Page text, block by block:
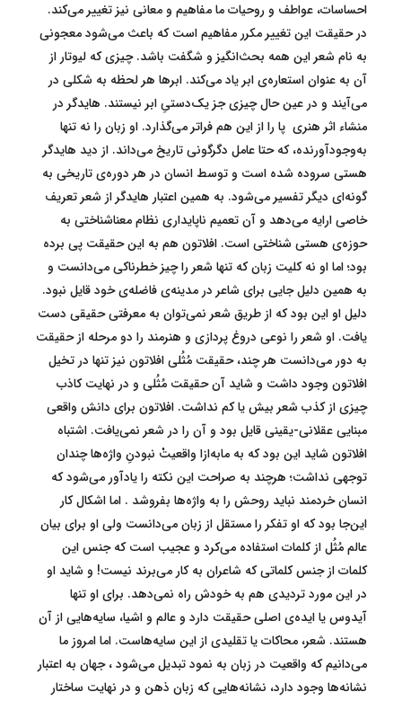
احساسات، عواطف و روحیات ما مفاهیم و معانی نیز تغییر می‌کند.
در حقیقت این تغییر مکرر مفاهیم است که باعث می‌شود معجونی
به نام شعر این همه بحث‌انگیز و شگفت باشد. چیزی که لیوتار از
آن به عنوان استعاره‌ی ابر یاد می‌کند. ابرها هر لحظه به شکلی در
می‌آیند و در عین حال چیزی جز یک‌دستیِ ابر نیستند. هایدگر در
منشاء اثر هنری پا را از این هم فراتر می‌گذارد. او زبان را نه تنها
به‌وجود‌آورنده، که حتا عامل دگرگونی تاریخ می‌داند. از دید هایدگر
هستی سروده شده است و توسط انسان در هر دوره‌ی تاریخی به
گونه‌ای دیگر تفسیر می‌شود. به همین اعتبار هایدگر از شعر تعریف
خاصی ارایه می‌دهد و آن تعمیم ناپایداری نظام معناشناختی به
حوزه‌ی هستی شناختی است. افلاتون هم به این حقیقت پی برده
بود؛ اما او نه کلیت زبان که تنها شعر را چیز خطرناکی می‌دانست و
به همین دلیل جایی برای شاعر در مدینه‌ی فاضله‌ی خود قایل نبود.
دلیل او این بود که از طریق شعر نمی‌توان به معرفتی حقیقی دست
یافت. او شعر را نوعی دروغ پردازی و هنرمند را دو مرحله از حقیقت
به دور می‌دانست هر چند، حقیقت مُثُلی افلاتون نیز تنها در تخیل
افلاتون وجود داشت و شاید آن حقیقت مُثُلی و در نهایت کاذب
چیزی از کذب شعر بیش یا کم نداشت. افلاتون برای دانش واقعی
مبنایی عقلانی-یقینی قایل بود و آن را در شعر نمی‌یافت. اشتباه
افلاتون شاید این بود که به مابه‌ازا واقعیتْ نبودنِ واژه‌ها چندان
توجهی نداشت؛ هرچند به صراحت این نکته را یادآور می‌شود که
انسان خردمند نباید روحش را به واژه‌ها بفروشد . اما اشکال کار
این‌جا بود که او تفکر را مستقل از زبان می‌دانست ولی او برای بیان
عالم مُثُل از کلمات استفاده می‌کرد و عجیب است که جنس این
کلمات از جنس کلماتی که شاعران به کار می‌برند نیست! و شاید او
در این مورد تردیدی هم به خودش راه نمی‌دهد. برای او تنها
آیدوس یا ایده‌ی اصلی حقیقت دارد و عالم و اشیا، سایه‌هایی از آن
هستند. شعر، محاکات یا تقلیدی از این سایه‌هاست. اما امروز ما
می‌دانیم که واقعیت در زبان به نمود تبدیل می‌شود ، جهان به اعتبار
نشانه‌ها وجود دارد، نشانه‌هایی که زبان ذهن و در نهایت ساختار